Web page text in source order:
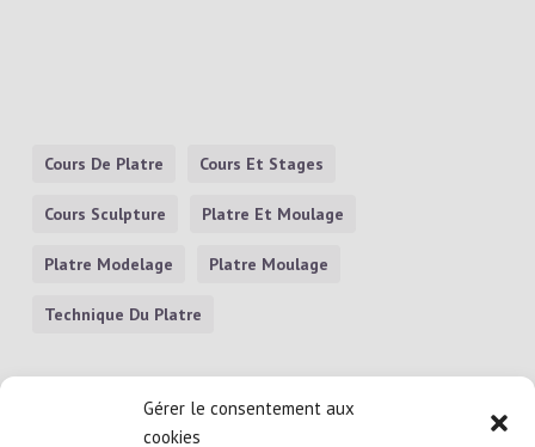
Gérer le consentement aux
cookies
Cours De Platre Cours Et Stages
Cours Sculpture Platre Et Moulage
Platre Modelage Platre Moulage
Technique Du Platre